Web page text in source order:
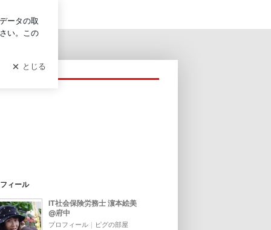
ン
ィール
IT社会保険労務士 濵本絵美
@府中
プロフィール ｜ ピグの部屋